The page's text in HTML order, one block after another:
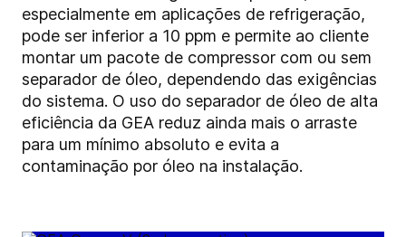
especialmente em aplicações de refrigeração,
pode ser inferior a 10 ppm e permite ao cliente
montar um pacote de compressor com ou sem
separador de óleo, dependendo das exigências
do sistema. O uso do separador de óleo de alta
eficiência da GEA reduz ainda mais o arraste
para um mínimo absoluto e evita a
contaminação por óleo na instalação.